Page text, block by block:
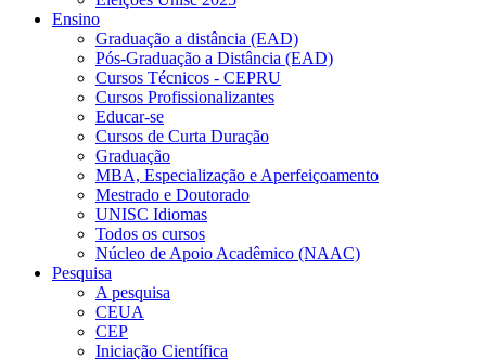
Ensino
Graduação a distância (EAD)
Pós-Graduação a Distância (EAD)
Cursos Técnicos - CEPRU
Cursos Profissionalizantes
Educar-se
Cursos de Curta Duração
Graduação
MBA, Especialização e Aperfeiçoamento
Mestrado e Doutorado
UNISC Idiomas
Todos os cursos
Núcleo de Apoio Acadêmico (NAAC)
Pesquisa
A pesquisa
CEUA
CEP
Iniciação Científica